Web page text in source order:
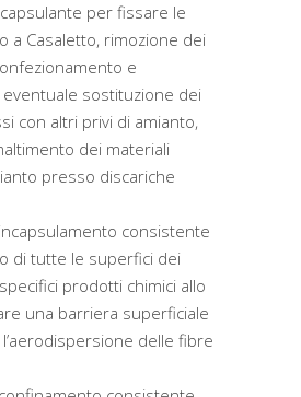
per fissare le
a Casaletto, rimozione dei
e
sostituzione dei
con altri privi di amianto,
dei materiali
presso discariche
consistente
di tutte le superfici dei
prodotti chimici allo
una barriera superficiale
delle fibre